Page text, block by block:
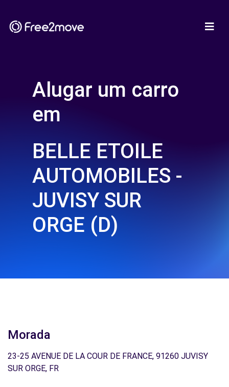
Alugar um carro
em
BELLE ETOILE
AUTOMOBILES -
JUVISY SUR
ORGE (D)
Morada
23-25 AVENUE DE LA COUR DE FRANCE, 91260 JUVISY
SUR ORGE, FR